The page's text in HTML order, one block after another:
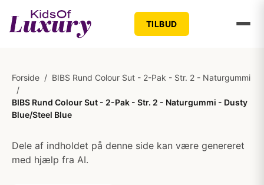
TILBUD
Forside / BIBS Rund Colour Sut - 2-Pak - Str. 2 - Naturgummi
/
BIBS Rund Colour Sut - 2-Pak - Str. 2 - Naturgummi - Dusty
Blue/Steel Blue
Dele af indholdet på denne side kan være genereret
med hjælp fra AI.